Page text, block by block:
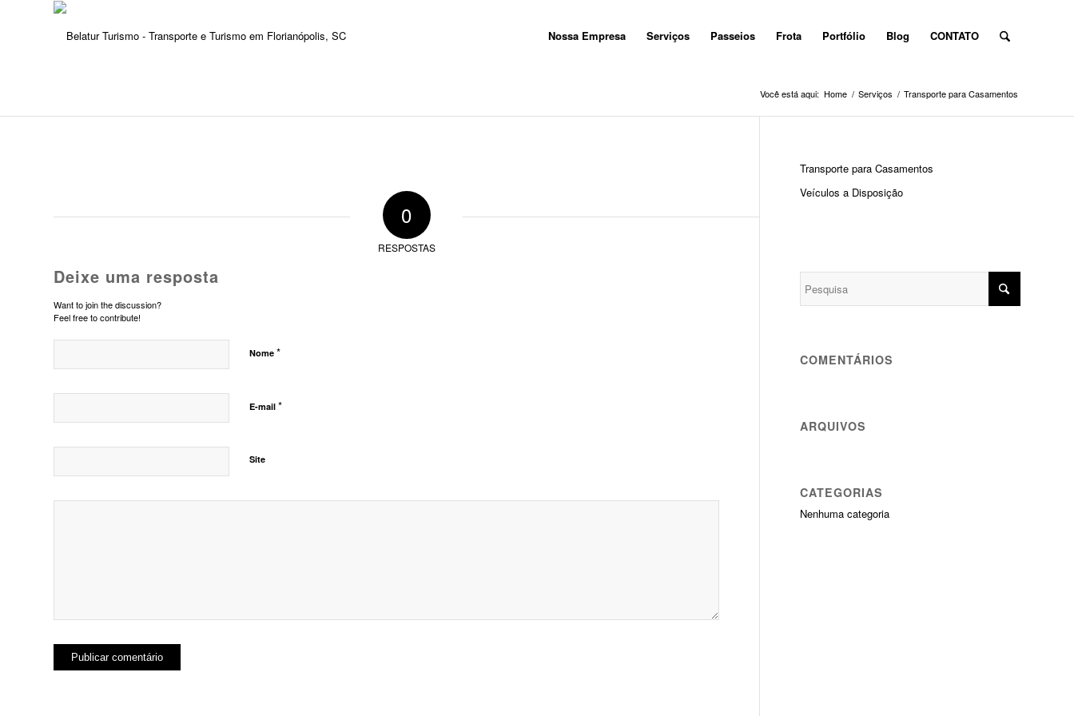
Nossa Empresa Serviços Passeios Frota Portfólio Blog CONTATO
Você está aqui: Home / Serviços / Transporte para Casamentos
0
RESPOSTAS
Deixe uma resposta
Want to join the discussion?
Feel free to contribute!
Nome *
E-mail *
Site
Transporte para Casamentos
Veículos a Disposição
COMENTÁRIOS
ARQUIVOS
CATEGORIAS
Nenhuma categoria